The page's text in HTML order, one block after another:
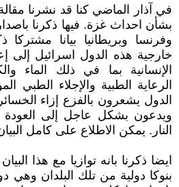
في آذار الماضي كنا قد نشرنا
بشأن احداث غزة. فيها ذكرنا
وفرنسا وبريطانيا بيانا
خارجية هذه الدول اسرائيل إلى
الإنسانية بما في ذلك الماء
الرعاية الطبية والإجلاء الطبي
الدول يشعرون بالفزع إزاء
ويدعون بشكل عاجل إلى العودة
النار. يمكن الاطلاع على كامل
ايضا ذكرنا بانه توازيا مع هذا
بنوكا دولية من تلك البلدان وهي